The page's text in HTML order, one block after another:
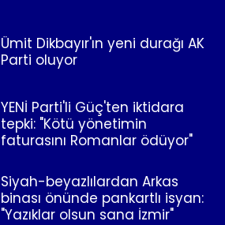
Ümit Dikbayır'ın yeni durağı AK
Parti oluyor
YENİ Parti'li Güç'ten iktidara
tepki: "Kötü yönetimin
faturasını Romanlar ödüyor"
Siyah-beyazlılardan Arkas
binası önünde pankartlı isyan:
"Yazıklar olsun sana İzmir"